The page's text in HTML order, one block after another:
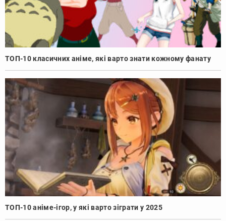
ТОП-10 класичних аніме, які варто знати кожному фанату
ТОП-10 аніме-ігор, у які варто зіграти у 2025